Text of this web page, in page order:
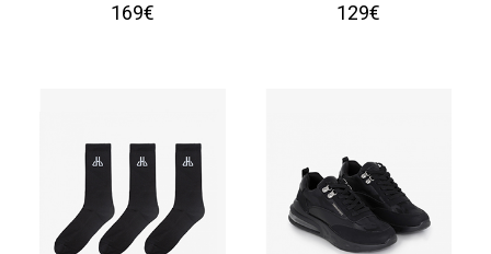
169€
129€